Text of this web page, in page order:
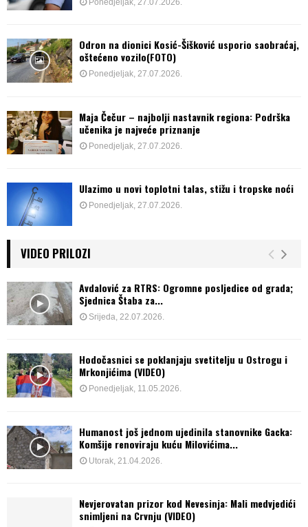
Ponedjeljak, 27.07.2026.
Odron na dionici Kosić-Šišković usporio saobraćaj,
oštećeno vozilo(FOTO)
Ponedjeljak, 27.07.2026.
Maja Čečur – najbolji nastavnik regiona: Podrška
učenika je najveće priznanje
Ponedjeljak, 27.07.2026.
Ulazimo u novi toplotni talas, stižu i tropske noći
Ponedjeljak, 27.07.2026.
VIDEO PRILOZI
Avdalović za RTRS: Ogromne posljedice od grada;
Sjednica Štaba za...
Srijeda, 22.07.2026.
Hodočasnici se poklanjaju svetitelju u Ostrogu i
Mrkonjićima (VIDEO)
Ponedjeljak, 11.05.2026.
Humanost još jednom ujedinila stanovnike Gacka:
Komšije renoviraju kuću Milovićima...
Utorak, 21.04.2026.
Nevjerovatan prizor kod Nevesinja: Mali medvjedići
snimljeni na Crvnju (VIDEO)